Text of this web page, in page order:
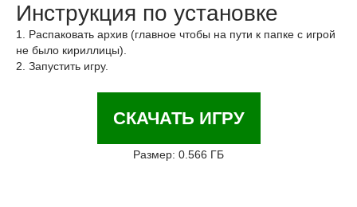
Инструкция по установке
1. Распаковать архив (главное чтобы на пути к папке с игрой
не было кириллицы).
2. Запустить игру.
СКАЧАТЬ ИГРУ
Размер: 0.566 ГБ